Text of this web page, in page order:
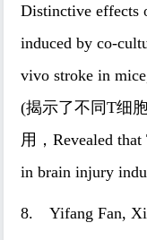
Distinctive effects
induced by co-
vivo stroke in
(揭示了不同T细
用，Revealed
in brain injury
8. Yifang Fan,